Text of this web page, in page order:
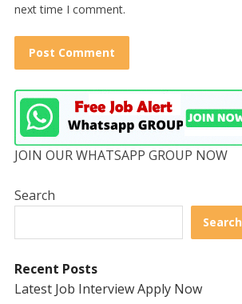
next time I comment.
JOIN OUR WHATSAPP GROUP NOW
Search
Search
Recent Posts
Latest Job Interview Apply Now